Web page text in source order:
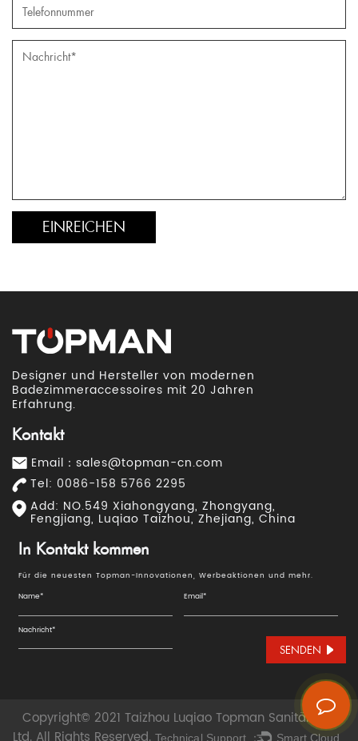
Designer und Hersteller von modernen
Badezimmeraccessoires mit 20 Jahren
Erfahrung.
Kontakt
Email： sales@topman-cn.com
Tel: 0086-158 5766 2295
Add: NO.549 Xiahongyang, Zhongyang,
Fengjiang, Luqiao Taizhou, Zhejiang, China
In Kontakt kommen
Für die neuesten Topman-Innovationen, Werbeaktionen und mehr.
SENDEN
Copyright© 2021 Taizhou Luqiao Topman Sanitär Co.,
Technical Support ： Smart Cloud